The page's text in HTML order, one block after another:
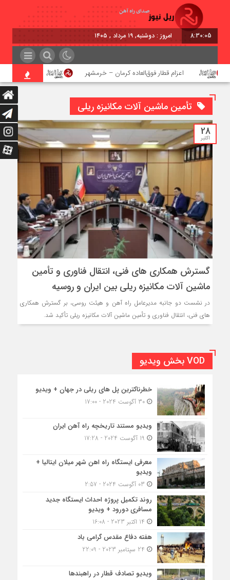
8:30:06 امروز : دوشنبه, ۱۹ مرداد , ۱۴۰۵
اعزام قطار فوق‌العاده کرمان – خرمشهر اجرای پروژه
تأمین ماشین آلات مکانیزه ریلی
28
اکتبر
گسترش همکاری های فنی، انتقال فناوری و تأمین
ماشین آلات مکانیزه ریلی بین ایران و روسیه
در نشست دو جانبه مدیرعامل راه آهن و هیئت روسی، بر گسترش همکاری
های فنی، انتقال فناوری و تأمین ماشین آلات مکانیزه ریلی تأکید شد.
VOD بخش ویدیو
خطرناکترین پل های ریلی در جهان + ویدیو
30 آگوست 2024 - 17:00
ویدیو مستند تاریخچه راه آهن ایران
معرفی ایستگاه راه اهن شهر میلان ایتالیا +
ویدیو
روند تکمیل پروژه احداث ایستگاه جدید
مسافری دورود + ویدیو
هفته دفاع مقدس گرامی باد
ویدیو تصادف قطار در راهبندها